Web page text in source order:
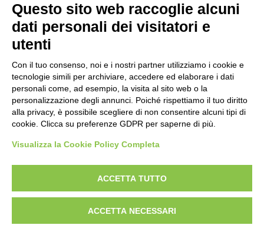
Questo sito web raccoglie alcuni
dati personali dei visitatori e
utenti
Con il tuo consenso, noi e i nostri partner utilizziamo i cookie e
tecnologie simili per archiviare, accedere ed elaborare i dati
personali come, ad esempio, la visita al sito web o la
personalizzazione degli annunci. Poiché rispettiamo il tuo diritto
alla privacy, è possibile scegliere di non consentire alcuni tipi di
cookie. Clicca su preferenze GDPR per saperne di più.
Visualizza la Cookie Policy Completa
ACCETTA TUTTO
ACCETTA NECESSARI